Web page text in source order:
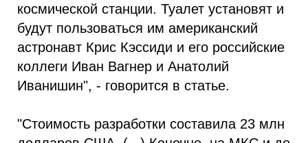
космической станции. Туалет установят и
будут пользоваться им американский
астронавт Крис Кэссиди и его российские
коллеги Иван Вагнер и Анатолий
Иванишин", - говорится в статье.
"Стоимость разработки составила 23 млн